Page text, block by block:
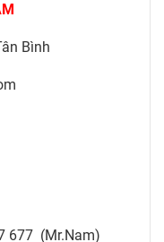
Bình
677 (Mr.Nam)